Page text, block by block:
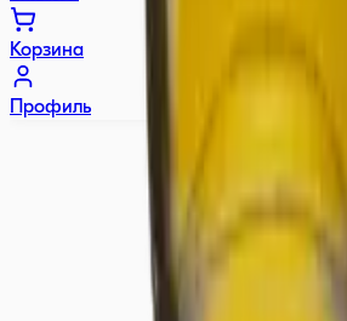
Корзина
Профиль